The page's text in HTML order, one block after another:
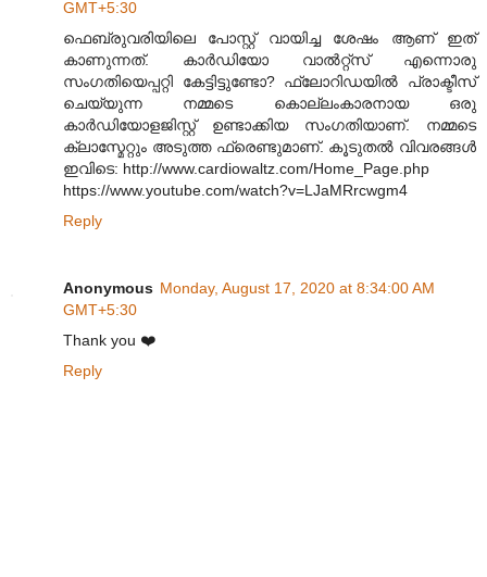
GMT+5:30
ഫെബ്രുവരിയിലെ പോസ്റ്റ്‌ വായിച്ച ശേഷം ആണ് ഇത്
കാണുന്നത്. കാർഡിയോ വാൽറ്റ്സ് എന്നൊരു
സംഗതിയെപ്പറ്റി കേട്ടിട്ടുണ്ടോ? ഫ്ലോറിഡയിൽ പ്രാക്ടീസ്
ചെയ്യുന്ന നമ്മടെ കൊല്ലംകാരനായ ഒരു
കാർഡിയോളജിസ്റ്റ് ഉണ്ടാക്കിയ സംഗതിയാണ്. നമ്മടെ
ക്ലാസ്മേറ്റും അടുത്ത ഫ്രെണ്ടുമാണ്. കൂടുതൽ വിവരങ്ങൾ
ഇവിടെ: http://www.cardiowaltz.com/Home_Page.php
https://www.youtube.com/watch?v=LJaMRrcwgm4
Reply
Anonymous Monday, August 17, 2020 at 8:34:00 AM
GMT+5:30
Thank you ❤️
Reply